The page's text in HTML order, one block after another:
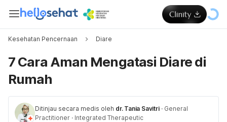
Kesehatan Pencernaan Diare
7 Cara Aman Mengatasi Diare di
Rumah
Ditinjau secara medis oleh dr. Tania Savitri · General
Practitioner · Integrated Therapeutic